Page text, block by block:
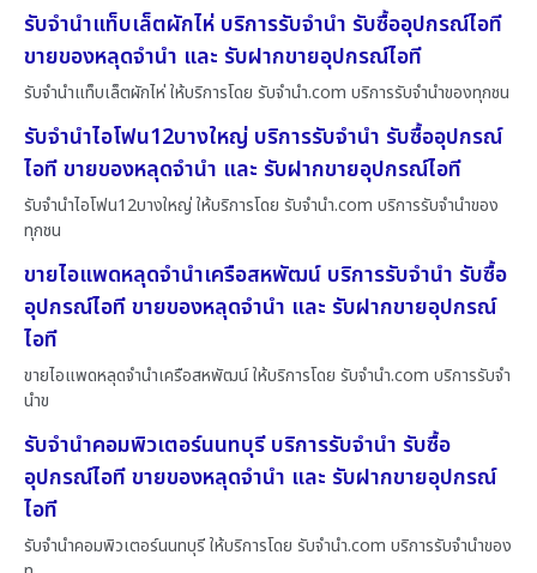
รับจำนำแท็บเล็ตผักไห่ บริการรับจำนำ รับซื้ออุปกรณ์ไอที
ขายของหลุดจำนำ และ รับฝากขายอุปกรณ์ไอที
รับจำนำแท็บเล็ตผักไห่ ให้บริการโดย รับจํานํา.com บริการรับจำนำของทุกชน
รับจำนำไอโฟน12บางใหญ่ บริการรับจำนำ รับซื้ออุปกรณ์
ไอที ขายของหลุดจำนำ และ รับฝากขายอุปกรณ์ไอที
รับจำนำไอโฟน12บางใหญ่ ให้บริการโดย รับจํานํา.com บริการรับจำนำของ
ทุกชน
ขายไอแพดหลุดจำนำเครือสหพัฒน์ บริการรับจำนำ รับซื้อ
อุปกรณ์ไอที ขายของหลุดจำนำ และ รับฝากขายอุปกรณ์
ไอที
ขายไอแพดหลุดจำนำเครือสหพัฒน์ ให้บริการโดย รับจํานํา.com บริการรับจำ
นำข
รับจำนำคอมพิวเตอร์นนทบุรี บริการรับจำนำ รับซื้อ
อุปกรณ์ไอที ขายของหลุดจำนำ และ รับฝากขายอุปกรณ์
ไอที
รับจำนำคอมพิวเตอร์นนทบุรี ให้บริการโดย รับจํานํา.com บริการรับจำนำของ